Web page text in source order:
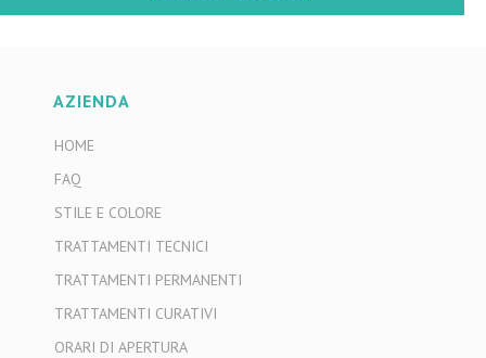
AZIENDA
HOME
FAQ
STILE E COLORE
TRATTAMENTI TECNICI
TRATTAMENTI PERMANENTI
TRATTAMENTI CURATIVI
ORARI DI APERTURA